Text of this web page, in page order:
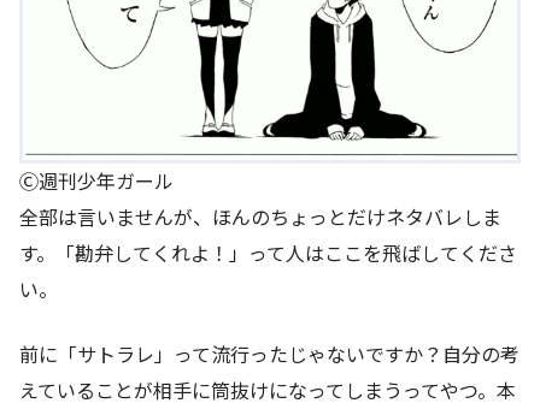
Ⓒ週刊少年ガール
全部は言いませんが、ほんのちょっとだけネタバレしま
す。「勘弁してくれよ！」って人はここを飛ばしてくださ
い。
前に「サトラレ」って流行ったじゃないですか？自分の考
えていることが相手に筒抜けになってしまうってやつ。本